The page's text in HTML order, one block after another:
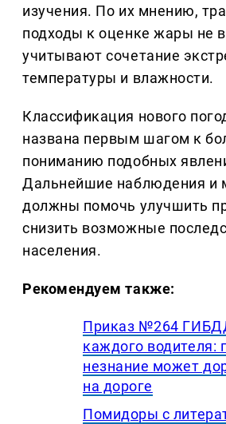
изучения. По их мнению,
подходы к оценке жары не
учитывают сочетание
температуры и влажности.
Классификация нового
названа первым шагом к
пониманию подобных
Дальнейшие наблюдения и
должны помочь улучшить
снизить возможные
населения.
Рекомендуем также:
Приказ №264
каждого водителя:
незнание может
на дороге
Помидоры с